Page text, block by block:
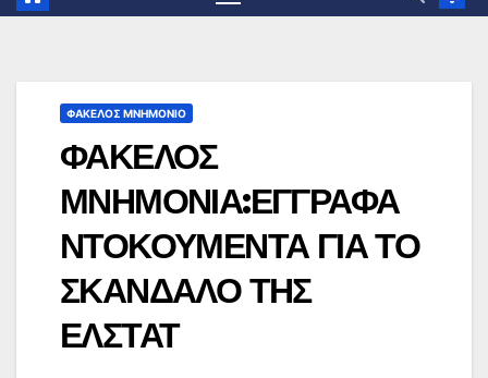
ΦΆΚΕΛΟΣ ΜΝΗΜΌΝΙΟ
ΦΑΚΕΛΟΣ
ΜΝΗΜΟΝΙΑ:ΕΓΓΡΑΦΑ
ΝΤΟΚΟΥΜΕΝΤΑ ΓΙΑ ΤΟ
ΣΚΑΝΔΑΛΟ ΤΗΣ
ΕΛΣΤΑΤ